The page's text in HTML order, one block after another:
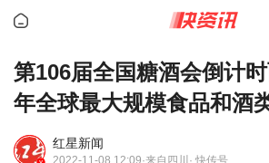
第106届全国糖酒会倒计
年全球最大规模食品和酒
红星新闻
2022-11-08 12:09·来自四川 · 快传号